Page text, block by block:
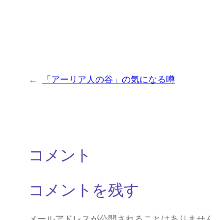
← 「アーリア人の谷」の気になる噂
コメント
コメントを残す